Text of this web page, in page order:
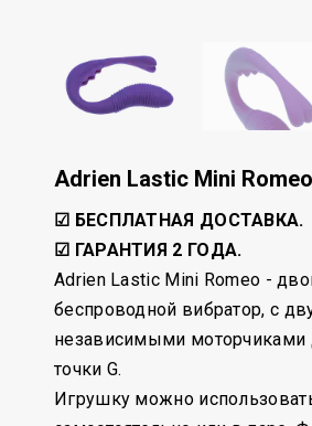
Adrien Lastic Mini Romeo
☑ БЕСПЛАТНАЯ ДОСТАВКА.
☑ ГАРАНТИЯ 2 ГОДА.
Adrien Lastic Mini Romeo -
беспроводной вибратор, с
независимыми моторчиками
точки G.
Игрушку можно